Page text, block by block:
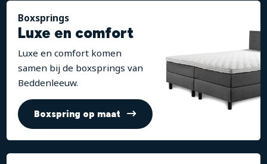
Boxsprings
Luxe en comfort
Luxe en comfort komen
samen bij de boxsprings van
Beddenleeuw.
Boxspring op maat